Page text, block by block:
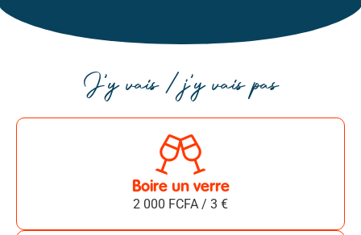
J'y vais / j'y vais pas
Boire un verre
2 000 FCFA / 3 €